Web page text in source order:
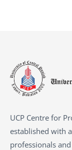
UCP Centre for
established with
professionals